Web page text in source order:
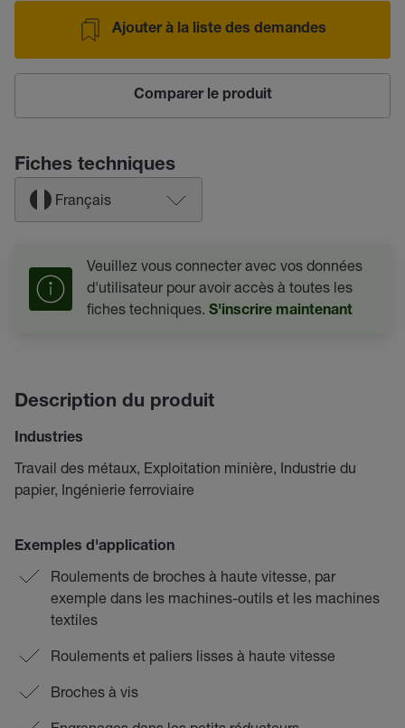
Ajouter à la liste des demandes
Comparer le produit
Fiches techniques
Français
Veuillez vous connecter avec vos données
d'utilisateur pour avoir accès à toutes les
fiches techniques. S'inscrire maintenant
Description du produit
Industries
Travail des métaux, Exploitation minière, Industrie du
papier, Ingénierie ferroviaire
Exemples d'application
Roulements de broches à haute vitesse, par
exemple dans les machines-outils et les machines
textiles
Roulements et paliers lisses à haute vitesse
Broches à vis